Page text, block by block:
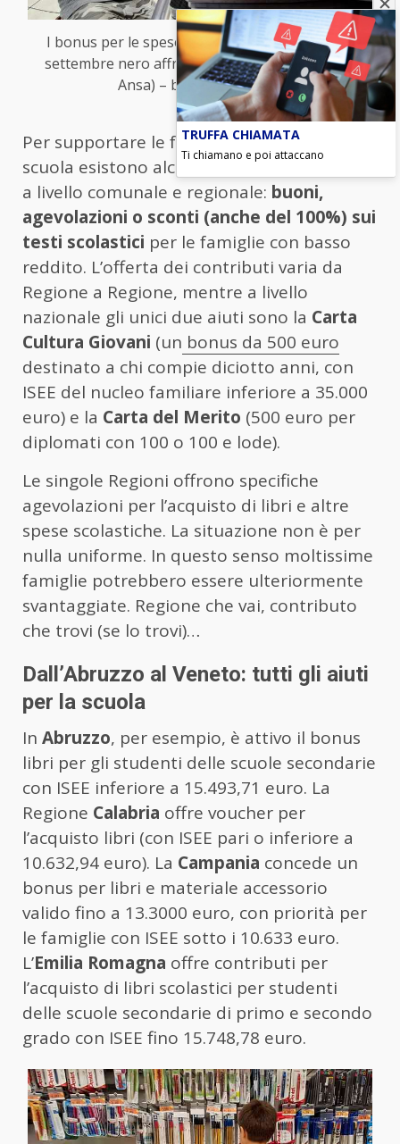
I bonus per le spese scolastiche: aiuti contro il
settembre nero affrontato dalle famiglie (Foto:
Ansa) – blitzquotidiano.it
Per supportare le famiglie contro il caro
scuola esistono alcune misure soprattutto
a livello comunale e regionale: buoni,
agevolazioni o sconti (anche del 100%) sui
testi scolastici per le famiglie con basso
reddito. L’offerta dei contributi varia da
Regione a Regione, mentre a livello
nazionale gli unici due aiuti sono la Carta
Cultura Giovani (un bonus da 500 euro
destinato a chi compie diciotto anni, con
ISEE del nucleo familiare inferiore a 35.000
euro) e la Carta del Merito (500 euro per
diplomati con 100 o 100 e lode).
Le singole Regioni offrono specifiche
agevolazioni per l’acquisto di libri e altre
spese scolastiche. La situazione non è per
nulla uniforme. In questo senso moltissime
famiglie potrebbero essere ulteriormente
svantaggiate. Regione che vai, contributo
che trovi (se lo trovi)…
Dall’Abruzzo al Veneto: tutti gli aiuti
per la scuola
In Abruzzo, per esempio, è attivo il bonus
libri per gli studenti delle scuole secondarie
con ISEE inferiore a 15.493,71 euro. La
Regione Calabria offre voucher per
l’acquisto libri (con ISEE pari o inferiore a
10.632,94 euro). La Campania concede un
bonus per libri e materiale accessorio
valido fino a 13.3000 euro, con priorità per
le famiglie con ISEE sotto i 10.633 euro.
L’Emilia Romagna offre contributi per
l’acquisto di libri scolastici per studenti
delle scuole secondarie di primo e secondo
grado con ISEE fino 15.748,78 euro.
TRUFFA CHIAMATA
Ti chiamano e poi attaccano